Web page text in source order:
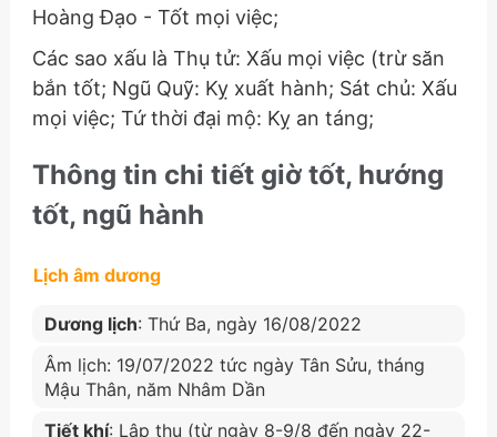
Hoàng Đạo - Tốt mọi việc;
Các sao xấu là Thụ tử: Xấu mọi việc (trừ săn
bắn tốt; Ngũ Quỹ: Kỵ xuất hành; Sát chủ: Xấu
mọi việc; Tứ thời đại mộ: Kỵ an táng;
Thông tin chi tiết giờ tốt, hướng
tốt, ngũ hành
Lịch âm dương
Dương lịch: Thứ Ba, ngày 16/08/2022
Âm lịch: 19/07/2022 tức ngày Tân Sửu, tháng
Mậu Thân, năm Nhâm Dần
Tiết khí: Lập thu (từ ngày 8-9/8 đến ngày 22-